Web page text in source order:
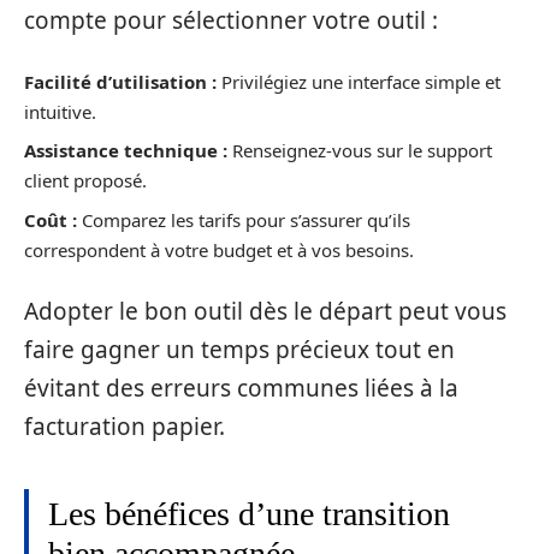
compte pour sélectionner votre outil :
Facilité d’utilisation : Privilégiez une interface simple et
intuitive.
Assistance technique : Renseignez-vous sur le support
client proposé.
Coût : Comparez les tarifs pour s’assurer qu’ils
correspondent à votre budget et à vos besoins.
Adopter le bon outil dès le départ peut vous
faire gagner un temps précieux tout en
évitant des erreurs communes liées à la
facturation papier.
Les bénéfices d’une transition